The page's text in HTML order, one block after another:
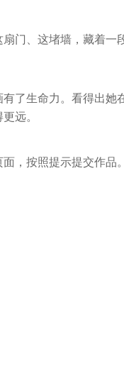
门、这堵墙，藏着一
了生命力。看得出她
远。
面，按照提示提交作品